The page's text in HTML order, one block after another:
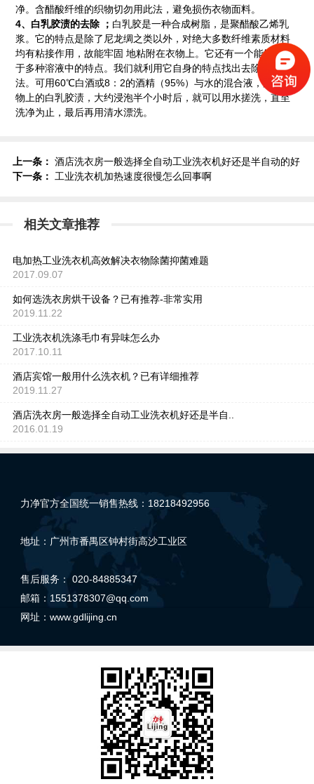
净。含醋酸纤维的织物切勿用此法，避免损伤衣物面料。
4、白乳胶渍的去除 ； 白乳胶是一种合成树脂，是聚醋酸乙烯乳
浆。它的特点是除了尼龙绸之类以外，对绝大多数纤维素质材料
均有粘接作用，故能牢固 地粘附在衣物上。它还有一个能够溶解
于多种溶液中的特点。我们就利用它自身的特点找出去除的方
法。可用60℃白酒或8：2的酒精（95%）与水的混合液，浸泡衣
物上的白乳胶渍，大约浸泡半个小时后，就可以用水搓洗，直至
洗净为止，最后再用清水漂洗。
上一条： 酒店洗衣房一般选择全自动工业洗衣机好还是半自动的好
下一条：
工业洗衣机加热速度很慢怎么回事啊
相关文章推荐
电加热工业洗衣机高效解决衣物除菌抑菌难题
2017.09.07
如何选洗衣房烘干设备？已有推荐-非常实用
2019.11.22
工业洗衣机洗涤毛巾有异味怎么办
2017.10.11
酒店宾馆一般用什么洗衣机？已有详细推荐
2019.11.27
酒店洗衣房一般选择全自动工业洗衣机好还是半自..
2016.01.19
力净官方全国统一销售热线：18218492956
地址：广州市番禺区钟村街高沙工业区
售后服务： 020-84885347
邮箱：1551378307@qq.com
网址： www.gdlijing.cn